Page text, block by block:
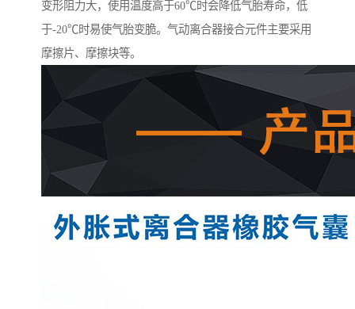
变形阻力大，使用温度高于60℃时会降低气胎寿命，低
于-20℃时易使气胎变脆。气动离合器接合元件主要采用
摩擦片、摩擦块等。